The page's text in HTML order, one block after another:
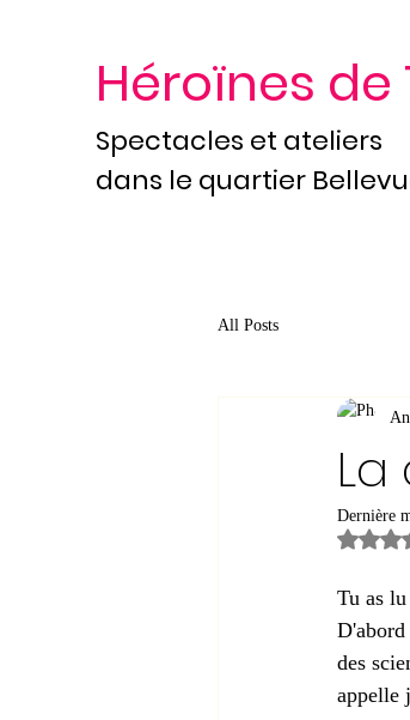
Héroïnes de
Spectacles et ateliers
dans le quartier
All Posts
Dernière
Tu as
D'abord
des
appelle